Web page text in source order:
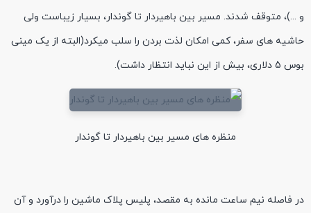
و ...)، متوقف شدند. مسیر بین باهیردار تا گوندار، بسیار زیباست ولی
حاشیه های سفر، کمی امکان لذت بردن را سلب میکرد(البته از یک مینی
بوس 5 دلاری، بیش از این نباید انتظار داشت).
منظره های مسیر بین باهیردار تا گوندار
در فاصله نیم ساعت مانده به مقصد، پلیس پلاک ماشین را درآورد و آن